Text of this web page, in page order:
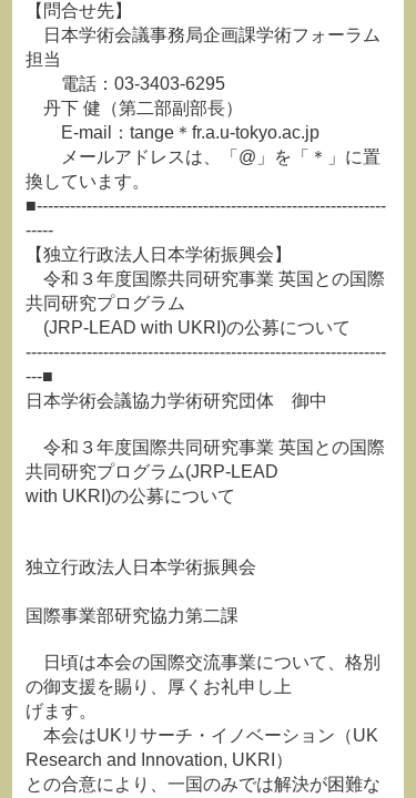
【問合せ先】
日本学術会議事務局企画課学術フォーラム
担当
電話：03-3403-6295
丹下 健（第二部副部長）
E-mail：tange＊fr.a.u-tokyo.ac.jp
メールアドレスは、「@」を「＊」に置
換しています。
■---------------------------------------------------------------
-----
【独立行政法人日本学術振興会】
令和３年度国際共同研究事業 英国との国際
共同研究プログラム
(JRP-LEAD with UKRI)の公募について
-----------------------------------------------------------------
---■
日本学術会議協力学術研究団体 御中
令和３年度国際共同研究事業 英国との国際
共同研究プログラム(JRP-LEAD
with UKRI)の公募について
独立行政法人日本学術振興会
国際事業部研究協力第二課
日頃は本会の国際交流事業について、格別
の御支援を賜り、厚くお礼申し上
げます。
本会はUKリサーチ・イノベーション（UK
Research and Innovation, UKRI）
との合意により、一国のみでは解決が困難な